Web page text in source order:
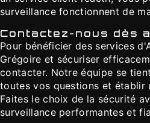
surveillance fonctionnent de
Contactez-nous dès
Pour bénéficier des services
Grégoire et sécuriser
contacter. Notre équipe se
toutes vos questions et établir
Faites le choix de la sécurité
surveillance performantes et